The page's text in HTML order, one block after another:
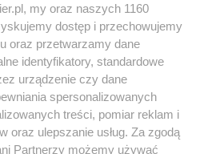
to, czy raczej
my oraz naszych 1160
dostęp i przechowujemy
oraz przetwarzamy dane
identyfikatory, standardowe
urządzenie czy dane
spersonalizowanych
treści, pomiar reklam i
oraz ulepszanie usług. Za zgodą
Partnerzy możemy używać